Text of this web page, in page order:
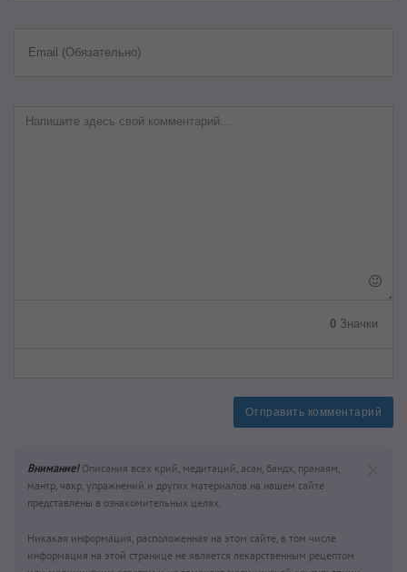
Email (Обязательно)
0 Значки
Отправить комментарий
Внимание!Описания всех крий, медитаций, асан, бандх, пранаям,
мантр, чакр, упражнений и других материалов на нашем сайте
представлены в ознакомительных целях.
Никакая информация, расположенная на этом сайте, в том числе
информация на этой странице не является лекарственным рецептом